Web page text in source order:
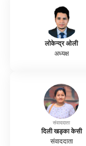
लोकेन्द्र ओली
अध्यक्ष
संवाददाता
दिली खड्का केसी
संवाददाता